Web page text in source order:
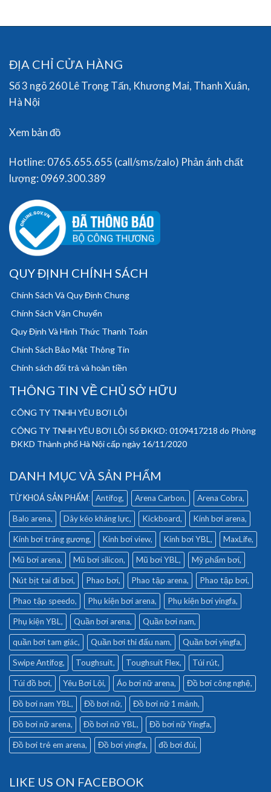
ĐỊA CHỈ CỬA HÀNG
Số 3 ngõ 260 Lê Trọng Tấn, Khương Mai, Thanh Xuân,
Hà Nội
Xem bản đồ
Hotline: 0765.655.655 (call/sms/zalo) Phản ánh chất
lượng: 0969.300.389
QUY ĐỊNH CHÍNH SÁCH
Chính Sách Và Quy Định Chung
Chính Sách Vận Chuyển
Quy Định Và Hình Thức Thanh Toán
Chính Sách Bảo Mật Thông Tin
Chính sách đổi trả và hoàn tiền
THÔNG TIN VỀ CHỦ SỞ HỮU
CÔNG TY TNHH YÊU BƠI LỘI
CÔNG TY TNHH YÊU BƠI LỘI Số ĐKKD: 0109417218 do Phòng
ĐKKD Thành phố Hà Nội cấp ngày 16/11/2020
DANH MỤC VÀ SẢN PHẨM
Antifog Arena Carbon Arena Cobra
Balo arena Dây kéo kháng lực Kickboard Kính bơi arena
Kính bơi tráng gương Kính bơi view Kính bơi YBL MaxLife
Mũ bơi arena Mũ bơi silicon Mũ bơi YBL Mỹ phẩm bơi
Nút bịt tai đi bơi Phao bơi Phao tập arena Phao tập bơi
Phao tập speedo Phụ kiện bơi arena Phụ kiện bơi yingfa
Phụ kiện YBL Quần bơi arena Quần bơi nam
quần bơi tam giác Quần bơi thi đấu nam Quần bơi yingfa
Swipe Antifog Toughsuit Toughsuit Flex Túi rút
Túi đồ bơi Yêu Bơi Lội Áo bơi nữ arena Đồ bơi công nghệ
Đồ bơi nam YBL Đồ bơi nữ Đồ bơi nữ 1 mảnh
Đồ bơi nữ arena Đồ bơi nữ YBL Đồ bơi nữ Yingfa
Đồ bơi trẻ em arena Đồ bơi yingfa đồ bơi đùi
LIKE US ON FACEBOOK